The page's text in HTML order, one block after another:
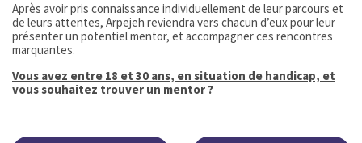
Après avoir pris connaissance individuellement de leur parcours et
de leurs attentes, Arpejeh reviendra vers chacun d’eux pour leur
présenter un potentiel mentor, et accompagner ces rencontres
marquantes.
Vous avez entre 18 et 30 ans, en situation de handicap, et
vous souhaitez trouver un mentor ?